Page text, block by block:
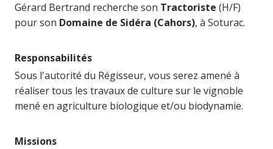
Gérard Bertrand recherche son Tractoriste (H/F)
pour son Domaine de Sidéra (Cahors), à Soturac.
Responsabilités
Sous l'autorité du Régisseur, vous serez amené à
réaliser tous les travaux de culture sur le vignoble
mené en agriculture biologique et/ou biodynamie.
Missions